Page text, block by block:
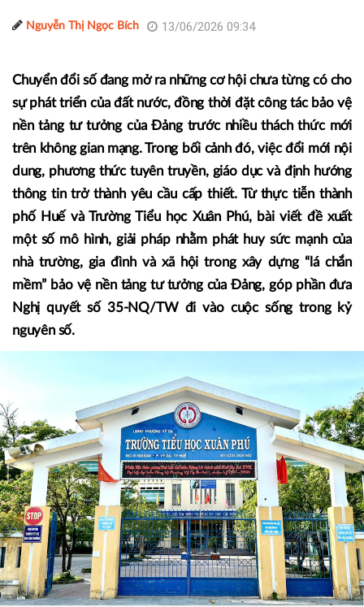
Nguyễn Thị Ngọc Bích 13/06/2026 09:34
Chuyển đổi số đang mở ra những cơ hội chưa từng có cho
sự phát triển của đất nước, đồng thời đặt công tác bảo vệ
nền tảng tư tưởng của Đảng trước nhiều thách thức mới
trên không gian mạng. Trong bối cảnh đó, việc đổi mới nội
dung, phương thức tuyên truyền, giáo dục và định hướng
thông tin trở thành yêu cầu cấp thiết. Từ thực tiễn thành
phố Huế và Trường Tiểu học Xuân Phú, bài viết đề xuất
một số mô hình, giải pháp nhằm phát huy sức mạnh của
nhà trường, gia đình và xã hội trong xây dựng “lá chắn
mềm” bảo vệ nền tảng tư tưởng của Đảng, góp phần đưa
Nghị quyết số 35-NQ/TW đi vào cuộc sống trong kỷ
nguyên số.